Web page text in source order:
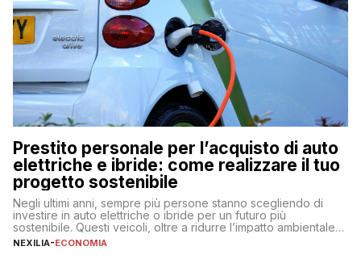
Prestito personale per l’acquisto di auto
elettriche e ibride: come realizzare il tuo
progetto sostenibile
Negli ultimi anni, sempre più persone stanno scegliendo di
investire in auto elettriche o ibride per un futuro più
sostenibile. Questi veicoli, oltre a ridurre l’impatto ambientale,
offrono vantaggi economici a lungo termine, come minori costi
NEXILIA-ECONOMIA